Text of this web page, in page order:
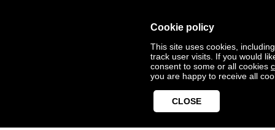
Cookie policy
This site uses cookies,
track user visits. If you would
consent to some or all cookies
you are happy to receive all
CLOSE